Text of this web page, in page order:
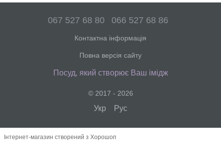
067 527 68 80 066 527 68 86
Контактна інформація
Повна версія сайту
Посуд, який створює Ваш імідж
© 2017 - 2026
Укр Рус
Інтернет-магазин створений з Хорошоп